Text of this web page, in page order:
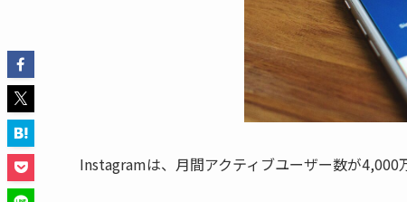
Instagramは、月間アクティブユーザー数が4,000